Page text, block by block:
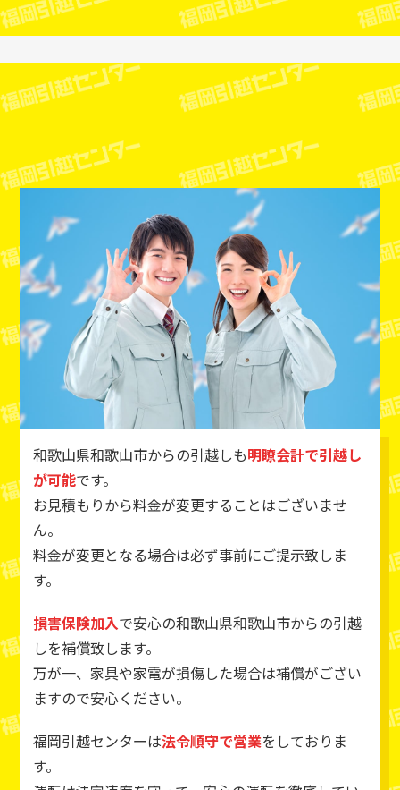
和歌山県和歌山市からの引越しも明瞭会計で引越し
が可能です。
お見積もりから料金が変更することはございませ
ん。
料金が変更となる場合は必ず事前にご提示致しま
す。
損害保険加入で安心の和歌山県和歌山市からの引越
しを補償致します。
万が一、家具や家電が損傷した場合は補償がござい
ますので安心ください。
福岡引越センターは法令順守で営業をしておりま
す。